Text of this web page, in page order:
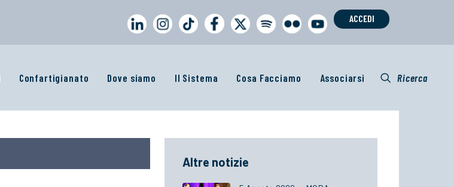
ACCEDI
Confartigianato Dove siamo Il Sistema Cosa Facciamo Associarsi Ricerca
Altre notizie